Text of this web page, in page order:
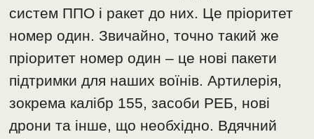
систем ППО і ракет до них. Це пріоритет
номер один. Звичайно, точно такий же
пріоритет номер один – це нові пакети
підтримки для наших воїнів. Артилерія,
зокрема калібр 155, засоби РЕБ, нові
дрони та інше, що необхідно. Вдячний